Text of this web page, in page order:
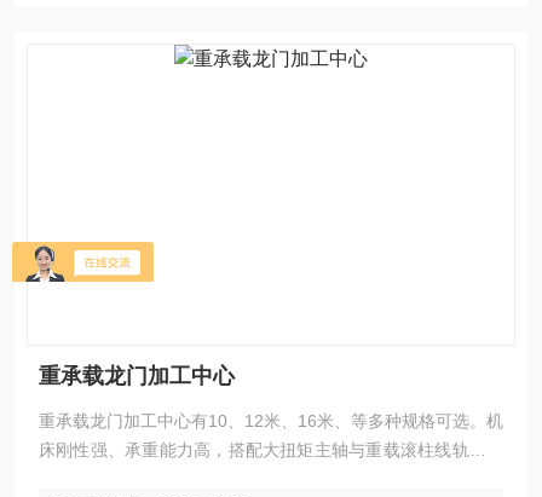
重承载龙门加工中心
重承载龙门加工中心有10、12米、16米、等多种规格可选。机
床刚性强、承重能力高，搭配大扭矩主轴与重载滚柱线轨，在